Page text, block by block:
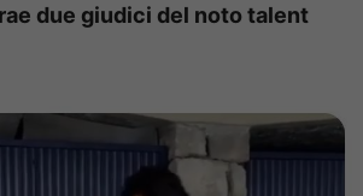
due giudici del noto talent